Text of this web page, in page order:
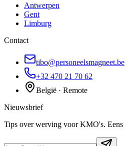
Antwerpen
Gent
Limburg
Contact
tibo@personeelsmagneet.be
+32 470 21 70 62
België · Remote
Nieuwsbrief
Tips over werving voor KMO's. Eens